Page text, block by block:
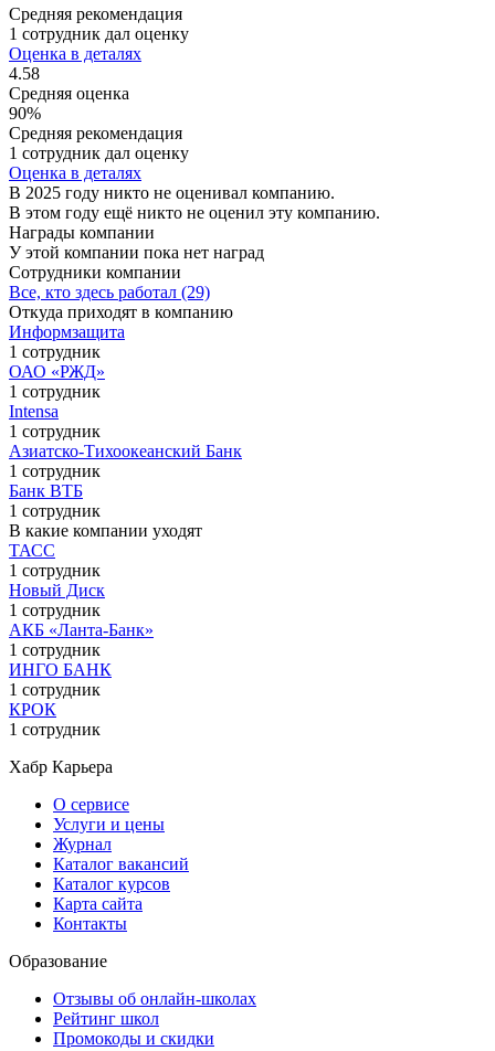
Средняя рекомендация
1 сотрудник дал оценку
Оценка в деталях
4.58
Средняя оценка
90%
Средняя рекомендация
1 сотрудник дал оценку
Оценка в деталях
В 2025 году никто не оценивал компанию.
В этом году ещё никто не оценил эту компанию.
Награды компании
У этой компании пока нет наград
Сотрудники компании
Все, кто здесь работал (29)
Откуда приходят в компанию
Информзащита
1 сотрудник
ОАО «РЖД»
1 сотрудник
Intensa
1 сотрудник
Азиатско-Тихоокеанский Банк
1 сотрудник
Банк ВТБ
1 сотрудник
В какие компании уходят
ТАСС
1 сотрудник
Новый Диск
1 сотрудник
АКБ «Ланта-Банк»
1 сотрудник
ИНГО БАНК
1 сотрудник
КРОК
1 сотрудник
Хабр Карьера
О сервисе
Услуги и цены
Журнал
Каталог вакансий
Каталог курсов
Карта сайта
Контакты
Образование
Отзывы об онлайн-школах
Рейтинг школ
Промокоды и скидки